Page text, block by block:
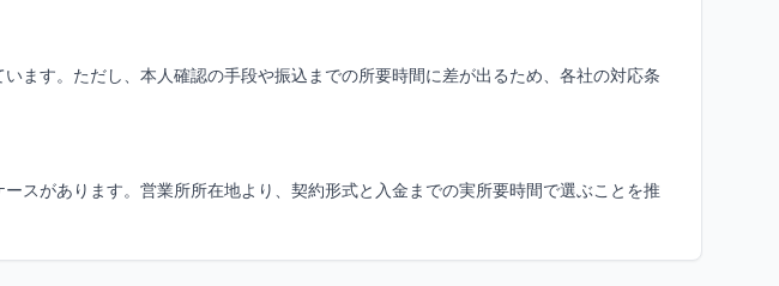
ます。ただし、本人確認の手段や振込までの所要時間に差が出るため、各社の対応条
スがあります。営業所所在地より、契約形式と入金までの実所要時間で選ぶことを推